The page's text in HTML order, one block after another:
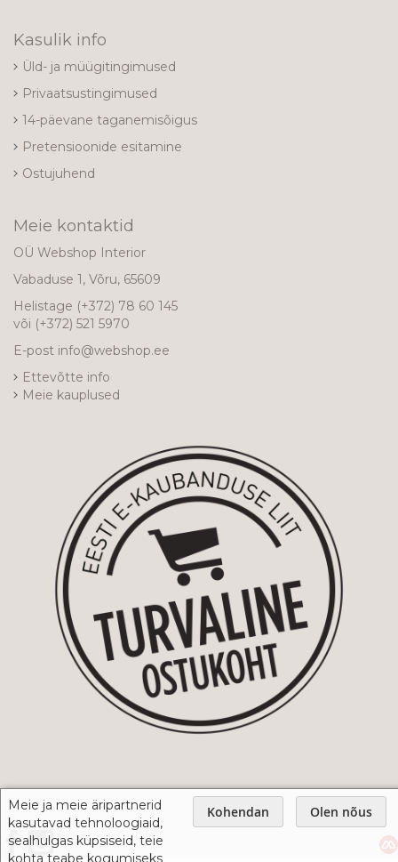
Meie ja meie äripartnerid
kasutavad tehnoloogiaid,
sealhulgas küpsiseid, teie
kohta teabe kogumiseks
Kohendan Olen nõus
Kasulik info
Üld- ja müügitingimused
Privaatsustingimused
14-päevane taganemisõigus
Pretensioonide esitamine
Ostujuhend
Meie kontaktid
OÜ Webshop Interior
Vabaduse 1, Võru, 65609
Helistage (+372) 78 60 145
või (+372) 521 5970
E-post info@webshop.ee
Ettevõtte info
Meie kauplused